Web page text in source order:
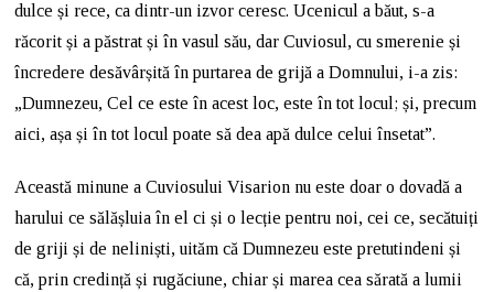
dulce și rece, ca dintr-un izvor ceresc. Ucenicul a băut, s-a
răcorit și a păstrat și în vasul său, dar Cuviosul, cu smerenie și
încredere desăvârșită în purtarea de grijă a Domnului, i-a zis:
„Dumnezeu, Cel ce este în acest loc, este în tot locul; și, precum
aici, așa și în tot locul poate să dea apă dulce celui însetat”.
Această minune a Cuviosului Visarion nu este doar o dovadă a
harului ce sălășluia în el ci și o lecție pentru noi, cei ce, secătuiți
de griji și de neliniști, uităm că Dumnezeu este pretutindeni și
că, prin credință și rugăciune, chiar și marea cea sărată a lumii